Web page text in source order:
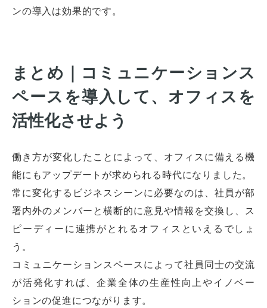
ンの導入は効果的です。
まとめ｜コミュニケーションス
ペースを導入して、オフィスを
活性化させよう
働き方が変化したことによって、オフィスに備える機
能にもアップデートが求められる時代になりました。
常に変化するビジネスシーンに必要なのは、社員が部
署内外のメンバーと横断的に意見や情報を交換し、ス
ピーディーに連携がとれるオフィスといえるでしょ
う。
コミュニケーションスペースによって社員同士の交流
が活発化すれば、企業全体の生産性向上やイノベー
ションの促進につながります。
オフィスレイアウト、移転・納期
や
お気軽にご相談ください！
お問合せ・見積依頼をする